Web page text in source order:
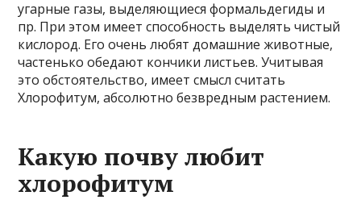
угарные газы, выделяющиеся формальдегиды и
пр. При этом имеет способность выделять чистый
кислород. Его очень любят домашние животные,
частенько обедают кончики листьев. Учитывая
это обстоятельство, имеет смысл считать
Хлорофитум, абсолютно безвредным растением.
Какую почву любит
хлорофитум